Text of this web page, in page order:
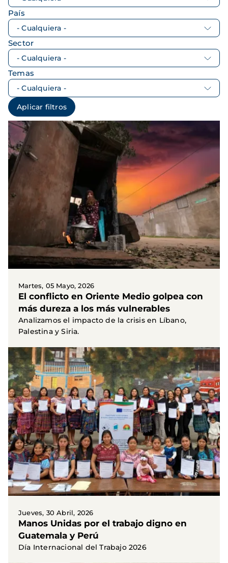
País
Sector
Temas
Martes, 05 Mayo, 2026
El conflicto en Oriente Medio golpea con
más dureza a los más vulnerables
Analizamos el impacto de la crisis en Líbano,
Palestina y Siria.
Jueves, 30 Abril, 2026
Manos Unidas por el trabajo digno en
Guatemala y Perú
Día Internacional del Trabajo 2026